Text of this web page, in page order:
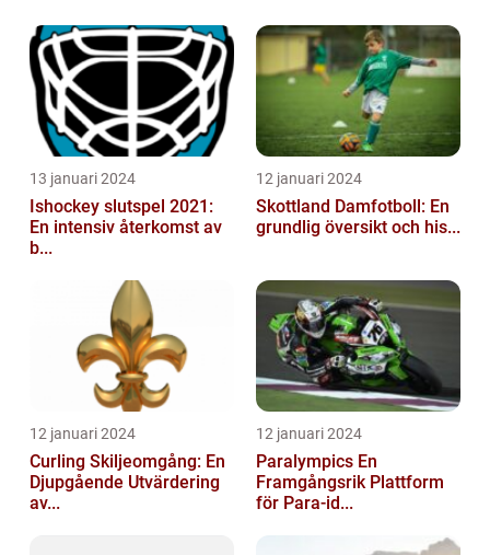
13 januari 2024
Ishockey slutspel 2021:
En intensiv återkomst av
b...
12 januari 2024
Skottland Damfotboll: En
grundlig översikt och his...
12 januari 2024
Curling Skiljeomgång: En
Djupgående Utvärdering
av...
12 januari 2024
Paralympics En
Framgångsrik Plattform
för Para-id...